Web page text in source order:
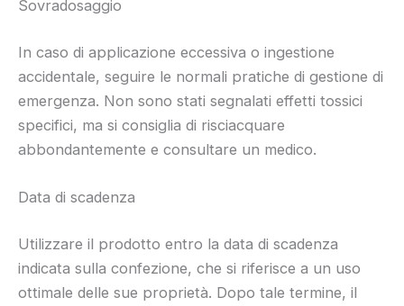
Sovradosaggio
In caso di applicazione eccessiva o ingestione
accidentale, seguire le normali pratiche di gestione di
emergenza. Non sono stati segnalati effetti tossici
specifici, ma si consiglia di risciacquare
abbondantemente e consultare un medico.
Data di scadenza
Utilizzare il prodotto entro la data di scadenza
indicata sulla confezione, che si riferisce a un uso
ottimale delle sue proprietà. Dopo tale termine, il